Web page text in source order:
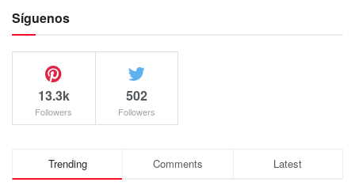
Síguenos
13.3k
Followers
502
Followers
Trending Comments Latest